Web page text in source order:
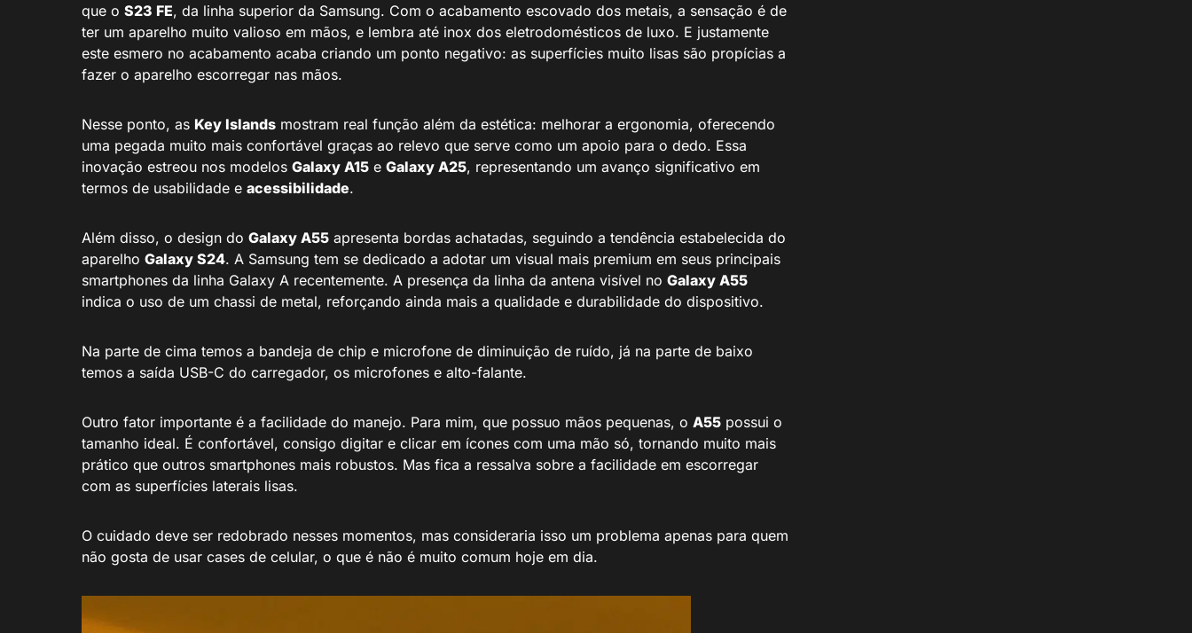
que o S23 FE, da linha superior da Samsung. Com o acabamento escovado dos metais, a sensação é de
ter um aparelho muito valioso em mãos, e lembra até inox dos eletrodomésticos de luxo. E justamente
este esmero no acabamento acaba criando um ponto negativo: as superfícies muito lisas são propícias a
fazer o aparelho escorregar nas mãos.
Nesse ponto, as Key Islands mostram real função além da estética: melhorar a ergonomia, oferecendo
uma pegada muito mais confortável graças ao relevo que serve como um apoio para o dedo. Essa
inovação estreou nos modelos Galaxy A15 e Galaxy A25, representando um avanço significativo em
termos de usabilidade e acessibilidade.
Além disso, o design do Galaxy A55 apresenta bordas achatadas, seguindo a tendência estabelecida do
aparelho Galaxy S24. A Samsung tem se dedicado a adotar um visual mais premium em seus principais
smartphones da linha Galaxy A recentemente. A presença da linha da antena visível no Galaxy A55
indica o uso de um chassi de metal, reforçando ainda mais a qualidade e durabilidade do dispositivo.
Na parte de cima temos a bandeja de chip e microfone de diminuição de ruído, já na parte de baixo
temos a saída USB-C do carregador, os microfones e alto-falante.
Outro fator importante é a facilidade do manejo. Para mim, que possuo mãos pequenas, o A55 possui o
tamanho ideal. É confortável, consigo digitar e clicar em ícones com uma mão só, tornando muito mais
prático que outros smartphones mais robustos. Mas fica a ressalva sobre a facilidade em escorregar
com as superfícies laterais lisas.
O cuidado deve ser redobrado nesses momentos, mas consideraria isso um problema apenas para quem
não gosta de usar cases de celular, o que é não é muito comum hoje em dia.